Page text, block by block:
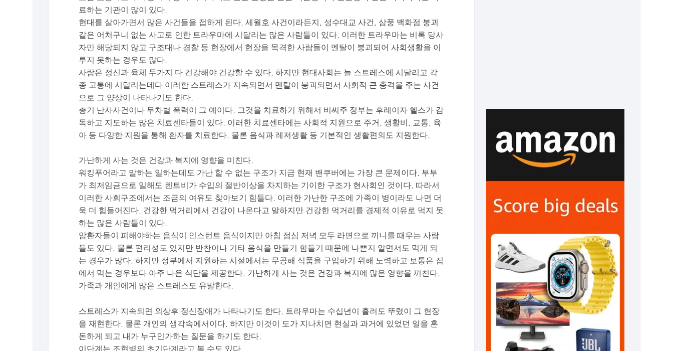
료하는 기관이 많이 있다.
현대를 살아가면서 많은 사건들을 접하게 된다. 세월호 사건이라든지, 성수대교 사건, 삼풍 백화점 붕괴
같은 어처구니 없는 사고로 인한 트라우마에 시달리는 많은 사람들이 있다. 이러한 트라우마는 비록 당사
자만 해당되지 않고 구조대나 경찰 등 현장에서 현장을 목격한 사람들이 멘탈이 붕괴되어 사회생활을 이
루지 못하는 경우도 많다.
사람은 정신과 육체 두가지 다 건강해야 건강할 수 있다. 하지만 현대사회는 늘 스트레스에 시달리고 각
종 고통에 시달리는데다 이러한 스트레스가 지속되면서 멘탈이 붕괴되면서 사회적 큰 충격을 주는 사건
으로 그 양상이 나타나기도 한다.
총기 난사사건이나 무차별 폭력이 그 예이다. 그것을 치료하기 위해서 비씨주 정부는 후레이자 헬스가 감
독하고 지도하는 많은 치료센타들이 있다. 이러한 치료센타에는 사회적 지원으로 주거, 생활비, 교통, 육
아 등 다양한 지원을 통해 환자를 치료한다. 물론 음식과 레저생활 등 기본적인 생활편의도 지원한다.
가난하게 사는 것은 건강과 복지에 영향을 미친다.
워킹푸어라고 말하는 일하는데도 가난 할 수 없는 구조가 지금 현재 밴쿠버에는 가장 큰 문제이다. 부부
가 최저임금으로 일해도 렌트비가 수입의 절반이상을 차지하는 기이한 구조가 현사회인 것이다. 따라서
이러한 사회구조에서는 조금의 여유도 찾아보기 힘들다. 이러한 가난한 구조에 가족이 병이라도 나면 더
욱 더 힘들어진다. 건강한 먹거리에서 건강이 나온다고 말하지만 건강한 먹거리를 경제적 이유로 먹지 못
하는 많은 사람들이 있다.
암환자들이 피해야하는 음식이 인스턴트 음식이지만 아침 점심 저녁 모두 라면으로 끼니를 때우는 사람
들도 있다. 물론 편리성도 있지만 반찬이나 기타 음식을 만들기 힘들기 때문에 나쁜지 알면서도 먹게 되
는 경우가 많다. 하지만 정부에서 지원하는 시설에서는 무공해 식품을 구입하기 위해 노력하고 보통은 집
에서 먹는 경우보다 아주 나은 식단을 제공한다. 가난하게 사는 것은 건강과 복지에 많은 영향을 끼친다.
가족과 개인에게 많은 스트레스도 유발한다.
스트레스가 지속되면 외상후 정신장애가 나타나기도 한다. 트라우마는 수십년이 흘러도 뚜렸이 그 현장
을 재현한다. 물론 개인의 생각속에서이다. 하지만 이것이 도가 지나치면 현실과 과거에 있었던 일을 혼
돈하게 되고 내가 누구인가하는 질문을 하기도 한다.
이단계는 조현병의 초기단계라고 볼 수도 있다.